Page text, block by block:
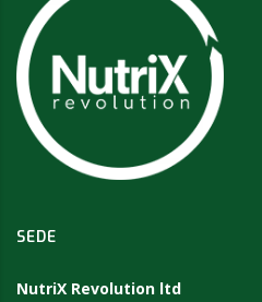
SEDE
NutriX Revolution ltd